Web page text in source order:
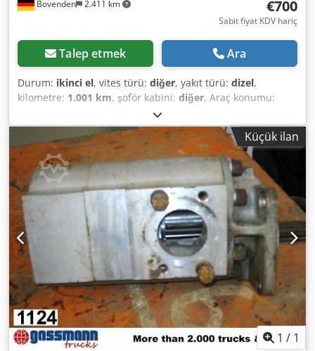
Bovenden 2.411 km €700
Sabit fiyat KDV hariç
Talep etmek Ara
Durum: ikinci el, vites türü: diğer, yakıt türü: dizel,
kilometre: 1.001 km, şoför kabini: diğer, Araç konumu:
Bovenden, Dsdpfx Asi Rpcbjltock Üst yapı: hidrolik pompa
KULLANILMIŞ No.: 2J7366 AKSESUAR BİLGİLERİ GARANTİSİZ,
değişiklikler, ara satış ve hatalar saklıdır!
Küçük ilan
1 / 1